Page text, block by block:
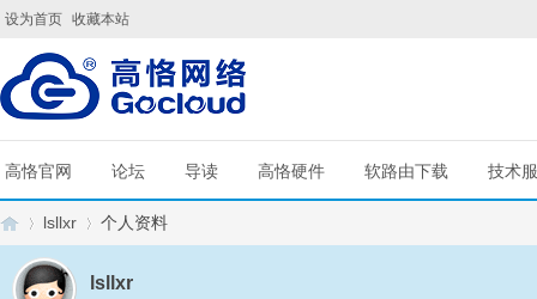
设为首页 收藏本站
高恪官网 论坛 导读 高恪硬件 软路由下载 技术
lsllxr 个人资料
lsllxr